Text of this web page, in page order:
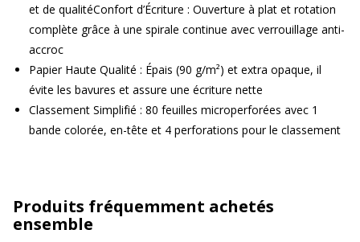
et de qualitéConfort d’Écriture : Ouverture à plat et rotation
complète grâce à une spirale continue avec verrouillage anti-
accroc
Papier Haute Qualité : Épais (90 g/m²) et extra opaque, il
évite les bavures et assure une écriture nette
Classement Simplifié : 80 feuilles microperforées avec 1
bande colorée, en-tête et 4 perforations pour le classement
Produits fréquemment achetés
ensemble